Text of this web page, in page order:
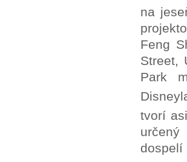
na
Feng
Street,
Park
tvorí
dospelí